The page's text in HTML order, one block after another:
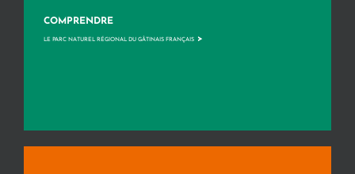
COMPRENDRE
LE PARC NATUREL RÉGIONAL DU GÂTINAIS FRANÇAIS >